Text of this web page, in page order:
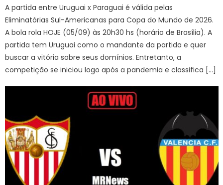
A partida entre Uruguai x Paraguai é válida pelas
Eliminatórias Sul-Americanas para Copa do Mundo de 2026.
A bola rola HOJE (05/09) às 20h30 hs (horário de Brasília). A
partida tem Uruguai como o mandante da partida e quer
buscar a vitória sobre seus domínios. Entretanto, a
competição se iniciou logo após a pandemia e classifica […]